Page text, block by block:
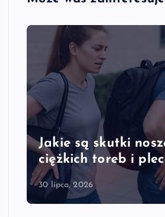
Jakie są skutki
ciężkich toreb i
30 lipca, 2026